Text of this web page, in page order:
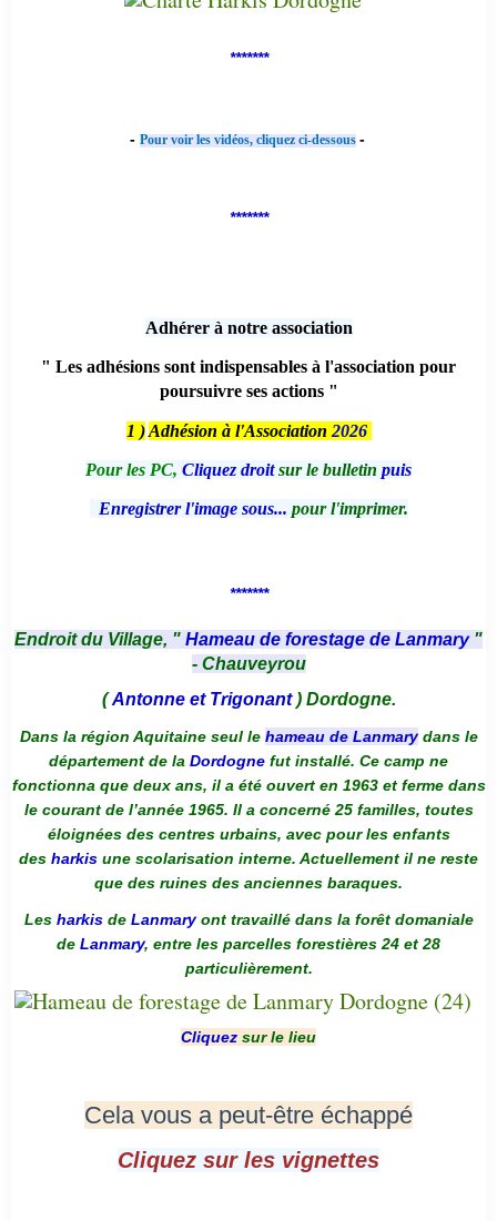
*******
- Pour voir les vidéos, cliquez ci-dessous -
*******
Adhérer à notre association
" Les adhésions sont indispensables à l'association pour
poursuivre ses actions "
1 ) Adhésion à l'Association 2026
Pour les PC, Cliquez droitsur le bulletin puis
Enregistrer l'image sous... pour l'imprimer.
*******
Endroit du Village, " Hameau de forestage de Lanmary "
- Chauveyrou
(Antonne et Trigonant) Dordogne.
Dans la région Aquitaine seul le hameau de Lanmarydans le
département de la Dordogne fut installé. Ce camp ne
fonctionna que deux ans, il a été ouvert en 1963 et ferme dans
le courant de l’année 1965. Il a concerné 25 familles, toutes
éloignées des centres urbains, avec pour les enfants
des harkis une scolarisation interne. Actuellement il ne reste
que des ruines des anciennes baraques.
Les harkis de Lanmaryont travaillé dans la forêt domaniale
de Lanmary, entre les parcelles forestières 24 et 28
particulièrement.
Cliquez sur le lieu
Cela vous a peut-être échappé
Cliquez sur les vignettes